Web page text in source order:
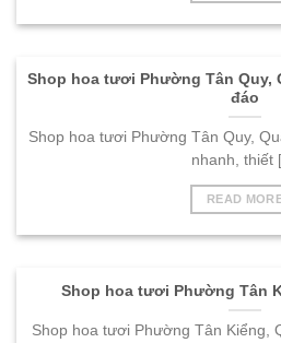
Shop hoa tươi Phường Tân Quy,
đáo
Shop hoa tươi Phường Tân Quy,
nhanh, thiết
READ
Shop hoa tươi Phường Tân
Shop hoa tươi Phường Tân Kiểng,